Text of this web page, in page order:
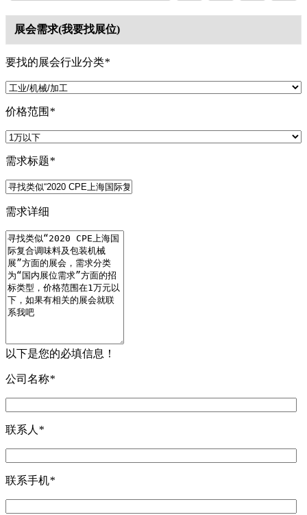
展会需求(我要找展位)
要找的展会行业分类*
价格范围 *
需求标题*
需求详细
以下是您的必填信息！
公司名称*
联系人 *
联系手机*